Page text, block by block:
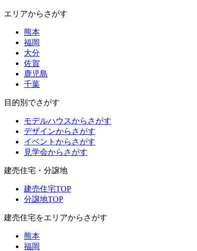
エリアからさがす
熊本
福岡
大分
佐賀
鹿児島
千葉
目的別でさがす
モデルハウスからさがす
デザインからさがす
イベントからさがす
見学会からさがす
建売住宅・分譲地
建売住宅TOP
分譲地TOP
建売住宅をエリアからさがす
熊本
福岡